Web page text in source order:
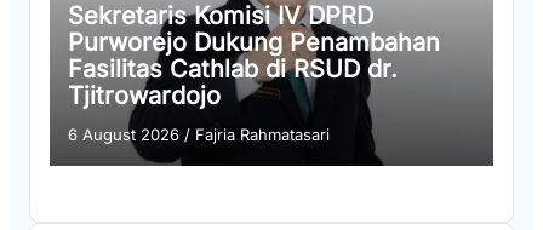
Sekretaris Komisi IV DPRD
Purworejo Dukung Penambahan
Fasilitas Cathlab di RSUD dr.
Tjitrowardojo
6 August 2026 / Fajria Rahmatasari